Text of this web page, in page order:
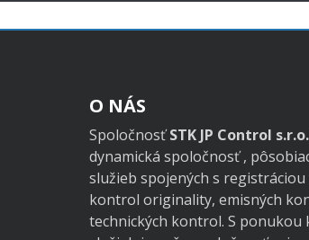
O NÁS
SpoločnosťSTK JP Control s.r.o.
dynamická spoločnosť ,
služieb spojených s registráciou
kontrol originality, emisných
technických kontrol. S ponukou